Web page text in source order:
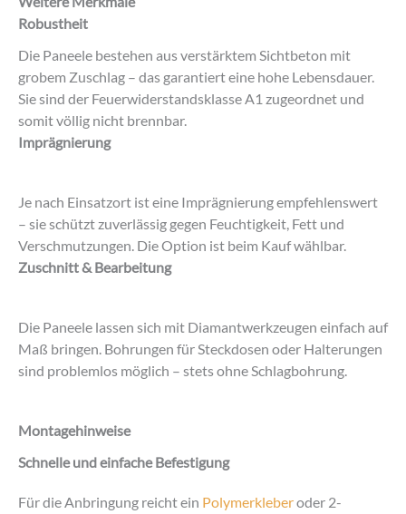
Robustheit
Die Paneele bestehen aus verstärktem Sichtbeton mit
grobem Zuschlag – das garantiert eine hohe Lebensdauer.
Sie sind der Feuerwiderstandsklasse A1 zugeordnet und
somit völlig nicht brennbar.
Imprägnierung
Je nach Einsatzort ist eine Imprägnierung empfehlenswert
– sie schützt zuverlässig gegen Feuchtigkeit, Fett und
Verschmutzungen. Die Option ist beim Kauf wählbar.
Zuschnitt & Bearbeitung
Die Paneele lassen sich mit Diamantwerkzeugen einfach auf
Maß bringen. Bohrungen für Steckdosen oder Halterungen
sind problemlos möglich – stets ohne Schlagbohrung.
Montagehinweise
Schnelle und einfache Befestigung
Für die Anbringung reicht ein Polymerkleberoder 2-